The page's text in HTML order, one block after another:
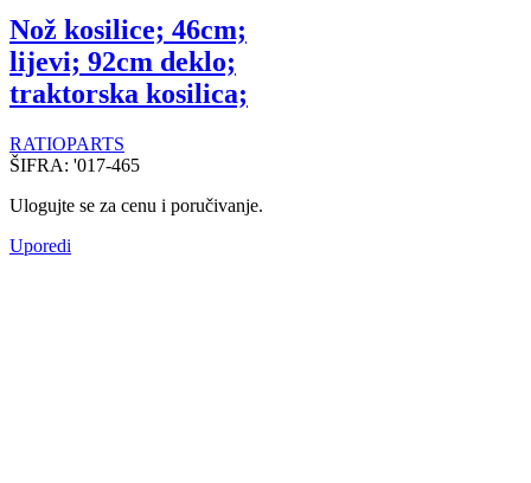
Nož kosilice; 46cm;
lijevi; 92cm deklo;
traktorska kosilica;
RATIOPARTS
ŠIFRA: '017-465
Ulogujte se za cenu i poručivanje.
Uporedi